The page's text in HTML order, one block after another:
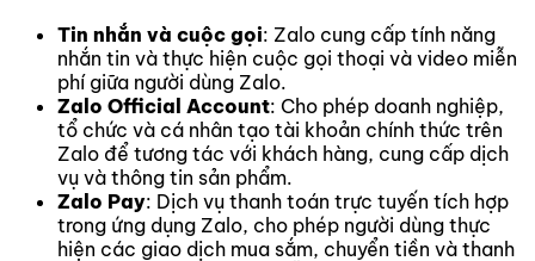
Tin nhắn và cuộc gọi: Zalo cung cấp tính năng
nhắn tin và thực hiện cuộc gọi thoại và video miễn
phí giữa người dùng Zalo.
Zalo Official Account: Cho phép doanh nghiệp,
tổ chức và cá nhân tạo tài khoản chính thức trên
Zalo để tương tác với khách hàng, cung cấp dịch
vụ và thông tin sản phẩm.
Zalo Pay: Dịch vụ thanh toán trực tuyến tích hợp
trong ứng dụng Zalo, cho phép người dùng thực
hiện các giao dịch mua sắm, chuyển tiền và thanh